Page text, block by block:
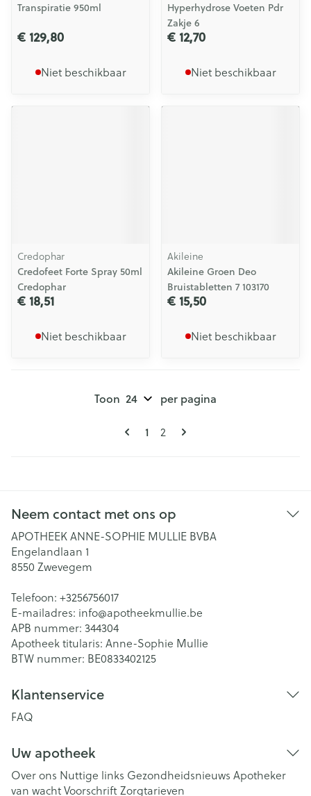
Transpiratie 950ml
€ 129,80
Niet beschikbaar
Hyperhydrose Voeten Pdr
Zakje 6
€ 12,70
Niet beschikbaar
Credophar
Credofeet Forte Spray 50ml
Credophar
€ 18,51
Niet beschikbaar
Akileine
Akileine Groen Deo
Bruistabletten 7 103170
€ 15,50
Niet beschikbaar
Pagina's
U lees momenteel pagina
1 Pagina
2
Toon per pagina
Neem contact met ons op
APOTHEEK ANNE-SOPHIE MULLIE BVBA
Engelandlaan 1
8550 Zwevegem
Telefoon: +3256756017
E-mailadres: info@apotheekmullie.be
APB nummer: 344304
Apotheek titularis: Anne-Sophie Mullie
BTW nummer: BE0833402125
Klantenservice
FAQ
Uw apotheek
Over ons Nuttige links Gezondheidsnieuws Apotheker
van wachtVoorschriftZorgtarieven